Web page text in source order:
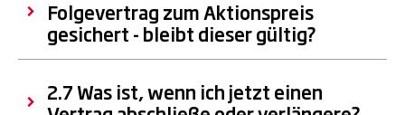
Folgevertrag zum Aktionspreis
gesichert - bleibt dieser gültig?
2.7 Was ist, wenn ich jetzt einen